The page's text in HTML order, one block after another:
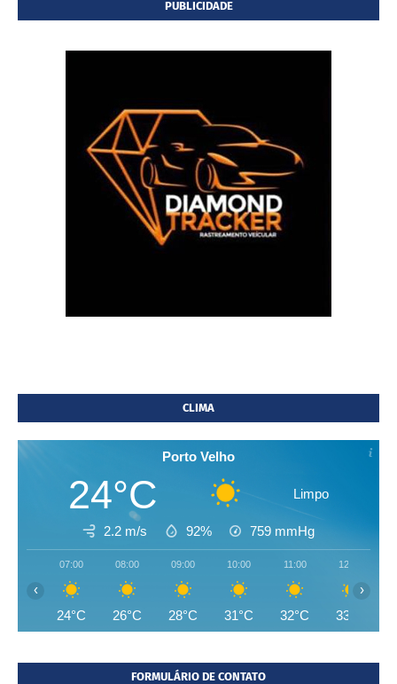
PUBLICIDADE
CLIMA
Porto Velho
24°C Limpo
2.2 m/s 92% 759 mmHg
07:00
24°C
08:00
26°C
09:00
28°C
10:00
31°C
11:00
32°C
12:00
33°C
‹ ›
FORMULÁRIO DE CONTATO